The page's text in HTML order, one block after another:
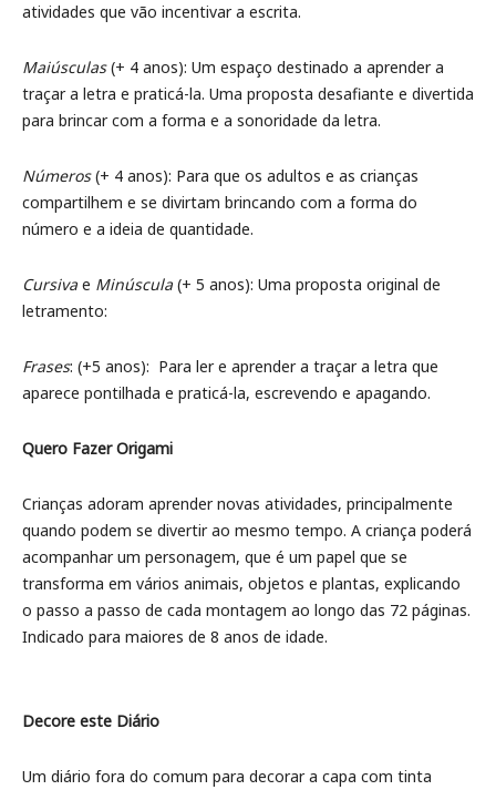
atividades que vão incentivar a escrita.
Maiúsculas(+ 4 anos): Um espaço destinado a aprender a
traçar a letra e praticá-la. Uma proposta desafiante e divertida
para brincar com a forma e a sonoridade da letra.
Números(+ 4 anos): Para que os adultos e as crianças
compartilhem e se divirtam brincando com a forma do
número e a ideia de quantidade.
Cursiva e Minúscula (+ 5 anos): Uma proposta original de
letramento:
Frases: (+5 anos): Para ler e aprender a traçar a letra que
aparece pontilhada e praticá-la, escrevendo e apagando.
Quero Fazer Origami
Crianças adoram aprender novas atividades, principalmente
quando podem se divertir ao mesmo tempo. A criança poderá
acompanhar um personagem, que é um papel que se
transforma em vários animais, objetos e plantas, explicando
o passo a passo de cada montagem ao longo das 72 páginas.
Indicado para maiores de 8 anos de idade.
Decore este Diário
Um diário fora do comum para decorar a capa com tinta